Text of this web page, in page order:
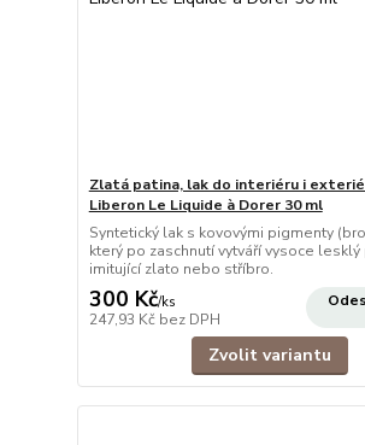
Zlatá patina, lak do interiéru i
Liberon Le Liquide à Dorer 30 ml
Syntetický lak s kovovými pigmenty
který po zaschnutí vytváří vysoce lesklý
imitující zlato nebo stříbro.
300 Kč/ks
247,93 Kč bez DPH
Zvolit variantu